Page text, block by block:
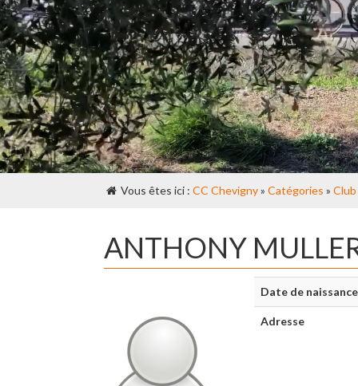
Vous êtes ici : CC Chevigny» Catégories » Club
ANTHONY
Date de naissance
Adresse